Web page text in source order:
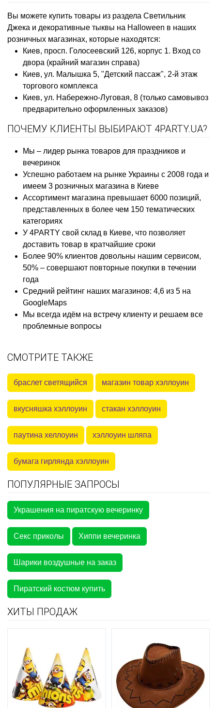
Вы можете купить товары из раздела Светильник
Джека и декоративные тыквы на Halloween в наших
розничных магазинах, которые находятся:
Киев, просп. Голосеевский 126, корпус 1. Вход со
двора (крайний магазин справа)
Киев, ул. Малышка 5, "Детский пассаж", 2-й этаж
торгового комплекса
Киев, ул. Набережно-Луговая, 8 (только самовывоз
предварительно оформленных заказов)
ПОЧЕМУ КЛИЕНТЫ ВЫБИРАЮТ 4PARTY.UA?
Мы – лидер рынка товаров для праздников и
вечеринок
Успешно работаем на рынке Украины с 2008 года и
имеем 3 розничных магазина в Киеве
Ассортимент магазина превышает 6000 позиций,
представленных в более чем 150 тематических
категориях
У 4PARTY свой склад в Киеве, что позволяет
доставить товар в кратчайшие сроки
Более 90% клиентов довольны нашим сервисом,
50% – совершают повторные покупки в течении
года
Средний рейтинг наших магазинов: 4,6 из 5 на
GoogleMaps
Мы всегда идём на встречу клиенту и решаем все
проблемные вопросы
СМОТРИТЕ ТАКЖЕ
браслет светящийся магазин товар хэллоуин
вкусняшка хэллоуин стакан хэллоуин
паутина хеллоуин хэллоуин шляпа
бумага гирлянда хэллоуин
ПОПУЛЯРНЫЕ ЗАПРОСЫ
Украшения на пиратскую вечеринку
Секс приколы Хиппи вечеринка
Шарики воздушные на заказ
Пиратский костюм купить
ХИТЫ ПРОДАЖ